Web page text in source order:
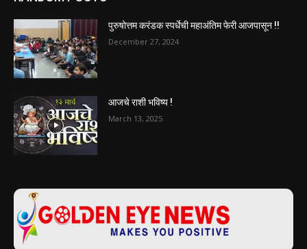
पुरुषोत्तम करंडक स्पर्धेची महाअंतिम फेरी आजपासून !!
December 27, 2024
आजचे राशी भविष्य !
March 13, 2025